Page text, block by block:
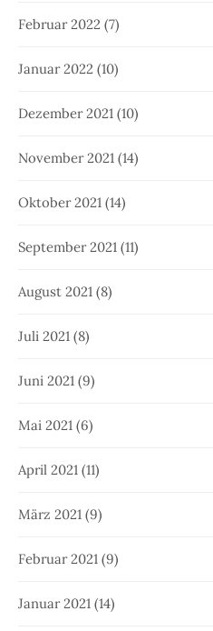
Februar 2022 (7)
Januar 2022 (10)
Dezember 2021 (10)
November 2021 (14)
Oktober 2021 (14)
September 2021 (11)
August 2021 (8)
Juli 2021 (8)
Juni 2021 (9)
Mai 2021 (6)
April 2021 (11)
März 2021 (9)
Februar 2021 (9)
Januar 2021 (14)